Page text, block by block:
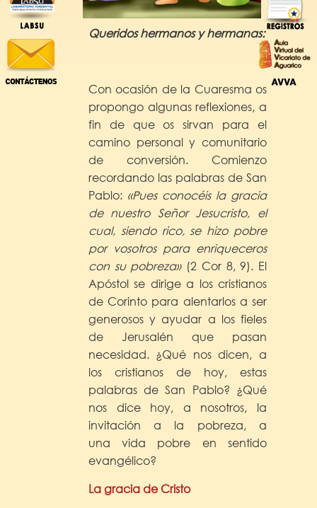
Queridos hermanos y hermanas:
Con ocasión de la Cuaresma os
propongo algunas reflexiones, a
fin de que os sirvan para el
camino personal y comunitario
de conversión. Comienzo
recordando las palabras de San
Pablo: «Pues conocéis la gracia
de nuestro Señor Jesucristo, el
cual, siendo rico, se hizo pobre
por vosotros para enriqueceros
con su pobreza»(2 Cor 8, 9). El
Apóstol se dirige a los cristianos
de Corinto para alentarlos a ser
generosos y ayudar a los fieles
de Jerusalén que pasan
necesidad. ¿Qué nos dicen, a
los cristianos de hoy, estas
palabras de San Pablo? ¿Qué
nos dice hoy, a nosotros, la
invitación a la pobreza, a
una vida pobre en sentido
evangélico?
La gracia de Cristo